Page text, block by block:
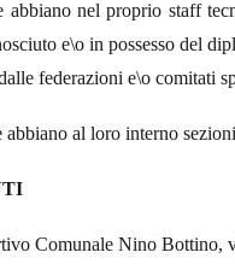
abbiano nel proprio staff
e\o in possesso del
federazioni e\o comitati
abbiano al loro interno
Comunale Nino Bottino,